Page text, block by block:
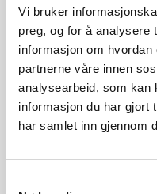
Vi bruker
preg, og for å analysere
informasjon om
partnerne våre innen
analysearbeid, som kan
informasjon du har gjort
har samlet inn gjennom
Den nye stasjonen er
transmisjonsnettet (nett
mot bergensregionen,
fremtidig økning i
Kollsnes
BKK AS har fått tillatelse
koblingsstasjon inntil
totale inngjerdete